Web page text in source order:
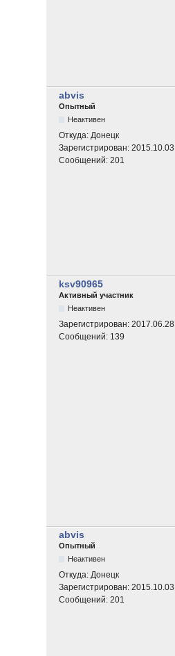
abvis
Опытный
Неактивен
Откуда: Донецк
Зарегистрирован:2015.10.03
Сообщений:201
ksv90965
Активный участник
Неактивен
Зарегистрирован:2017.06.28
Сообщений: 139
abvis
Опытный
Неактивен
Откуда:Донецк
Зарегистрирован:2015.10.03
Сообщений:201